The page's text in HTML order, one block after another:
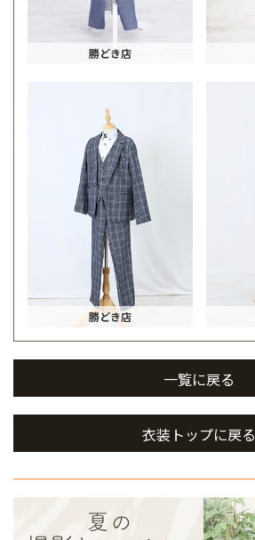
勝どき店
勝どき店
一覧に戻る
衣装トップに戻る